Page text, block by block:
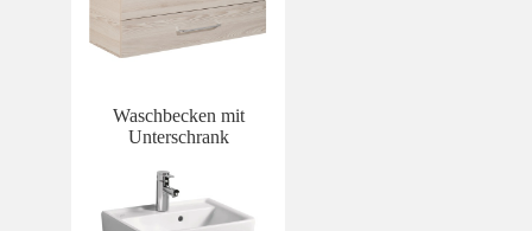
Waschbecken mit
Unterschrank